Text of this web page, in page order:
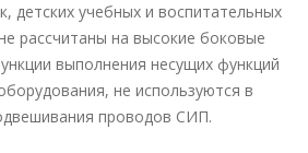
детских учебных и воспитательных
рассчитаны на высокие боковые
выполнения несущих функций
не используются в
проводов СИП.